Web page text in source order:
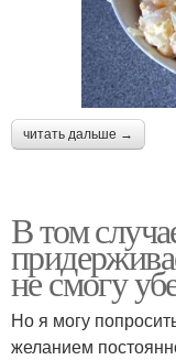
читать дальше →
В том
не смогу
Но я могу
желанием